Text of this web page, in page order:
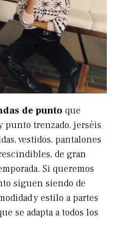
de punto que
punto trenzado, jerséis
vestidos, pantalones
de gran
Si queremos
siguen siendo de
y estilo a partes
se adapta a todos los